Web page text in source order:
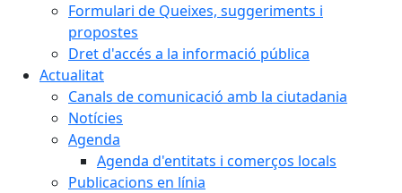
Formulari de Queixes, suggeriments i
propostes
Dret d'accés a la informació pública
Actualitat
Canals de comunicació amb la ciutadania
Notícies
Agenda
Agenda d'entitats i comerços locals
Publicacions en línia